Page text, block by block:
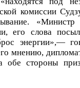
комиссии
его слова
энергии»,—
мнению,
обе стороны